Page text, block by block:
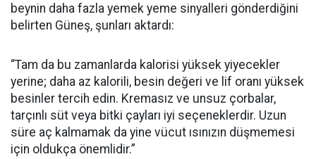
beynin daha fazla yemek yeme sinyalleri gönderdiğini
belirten Güneş, şunları aktardı:
“Tam da bu zamanlarda kalorisi yüksek yiyecekler
yerine; daha az kalorili, besin değeri ve lif oranı yüksek
besinler tercih edin. Kremasız ve unsuz çorbalar,
tarçınlı süt veya bitki çayları iyi seçeneklerdir. Uzun
süre aç kalmamak da yine vücut ısınızın düşmemesi
için oldukça önemlidir.”